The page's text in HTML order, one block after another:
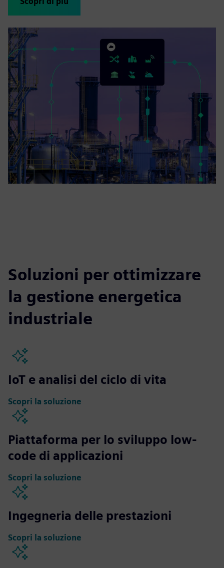
Soluzioni per ottimizzare
la gestione energetica
industriale
IoT e analisi del ciclo di vita
Scopri la soluzione
Piattaforma per lo sviluppo low-
code di applicazioni
Scopri la soluzione
Ingegneria delle prestazioni
Scopri la soluzione